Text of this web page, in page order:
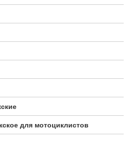
для мотоциклистов